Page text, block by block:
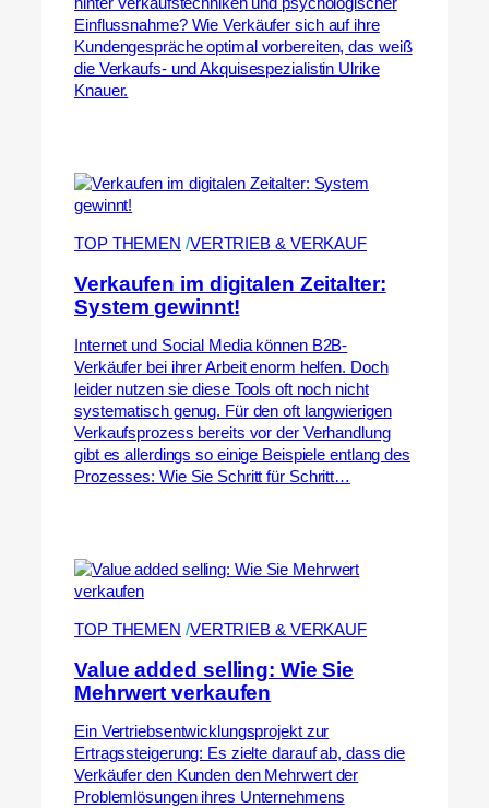
hinter Verkaufstechniken und psychologischer
Einflussnahme? Wie Verkäufer sich auf ihre
Kundengespräche optimal vorbereiten, das weiß
die Verkaufs- und Akquisespezialistin Ulrike
Knauer.
TOP THEMEN /VERTRIEB & VERKAUF
Verkaufen im digitalen Zeitalter:
System gewinnt!
Internet und Social Media können B2B-
Verkäufer bei ihrer Arbeit enorm helfen. Doch
leider nutzen sie diese Tools oft noch nicht
systematisch genug. Für den oft langwierigen
Verkaufsprozess bereits vor der Verhandlung
gibt es allerdings so einige Beispiele entlang des
Prozesses: Wie Sie Schritt für Schritt…
TOP THEMEN /VERTRIEB & VERKAUF
Value added selling: Wie Sie
Mehrwert verkaufen
Ein Vertriebsentwicklungsprojekt zur
Ertragssteigerung: Es zielte darauf ab, dass die
Verkäufer den Kunden den Mehrwert der
Problemlösungen ihres Unternehmens